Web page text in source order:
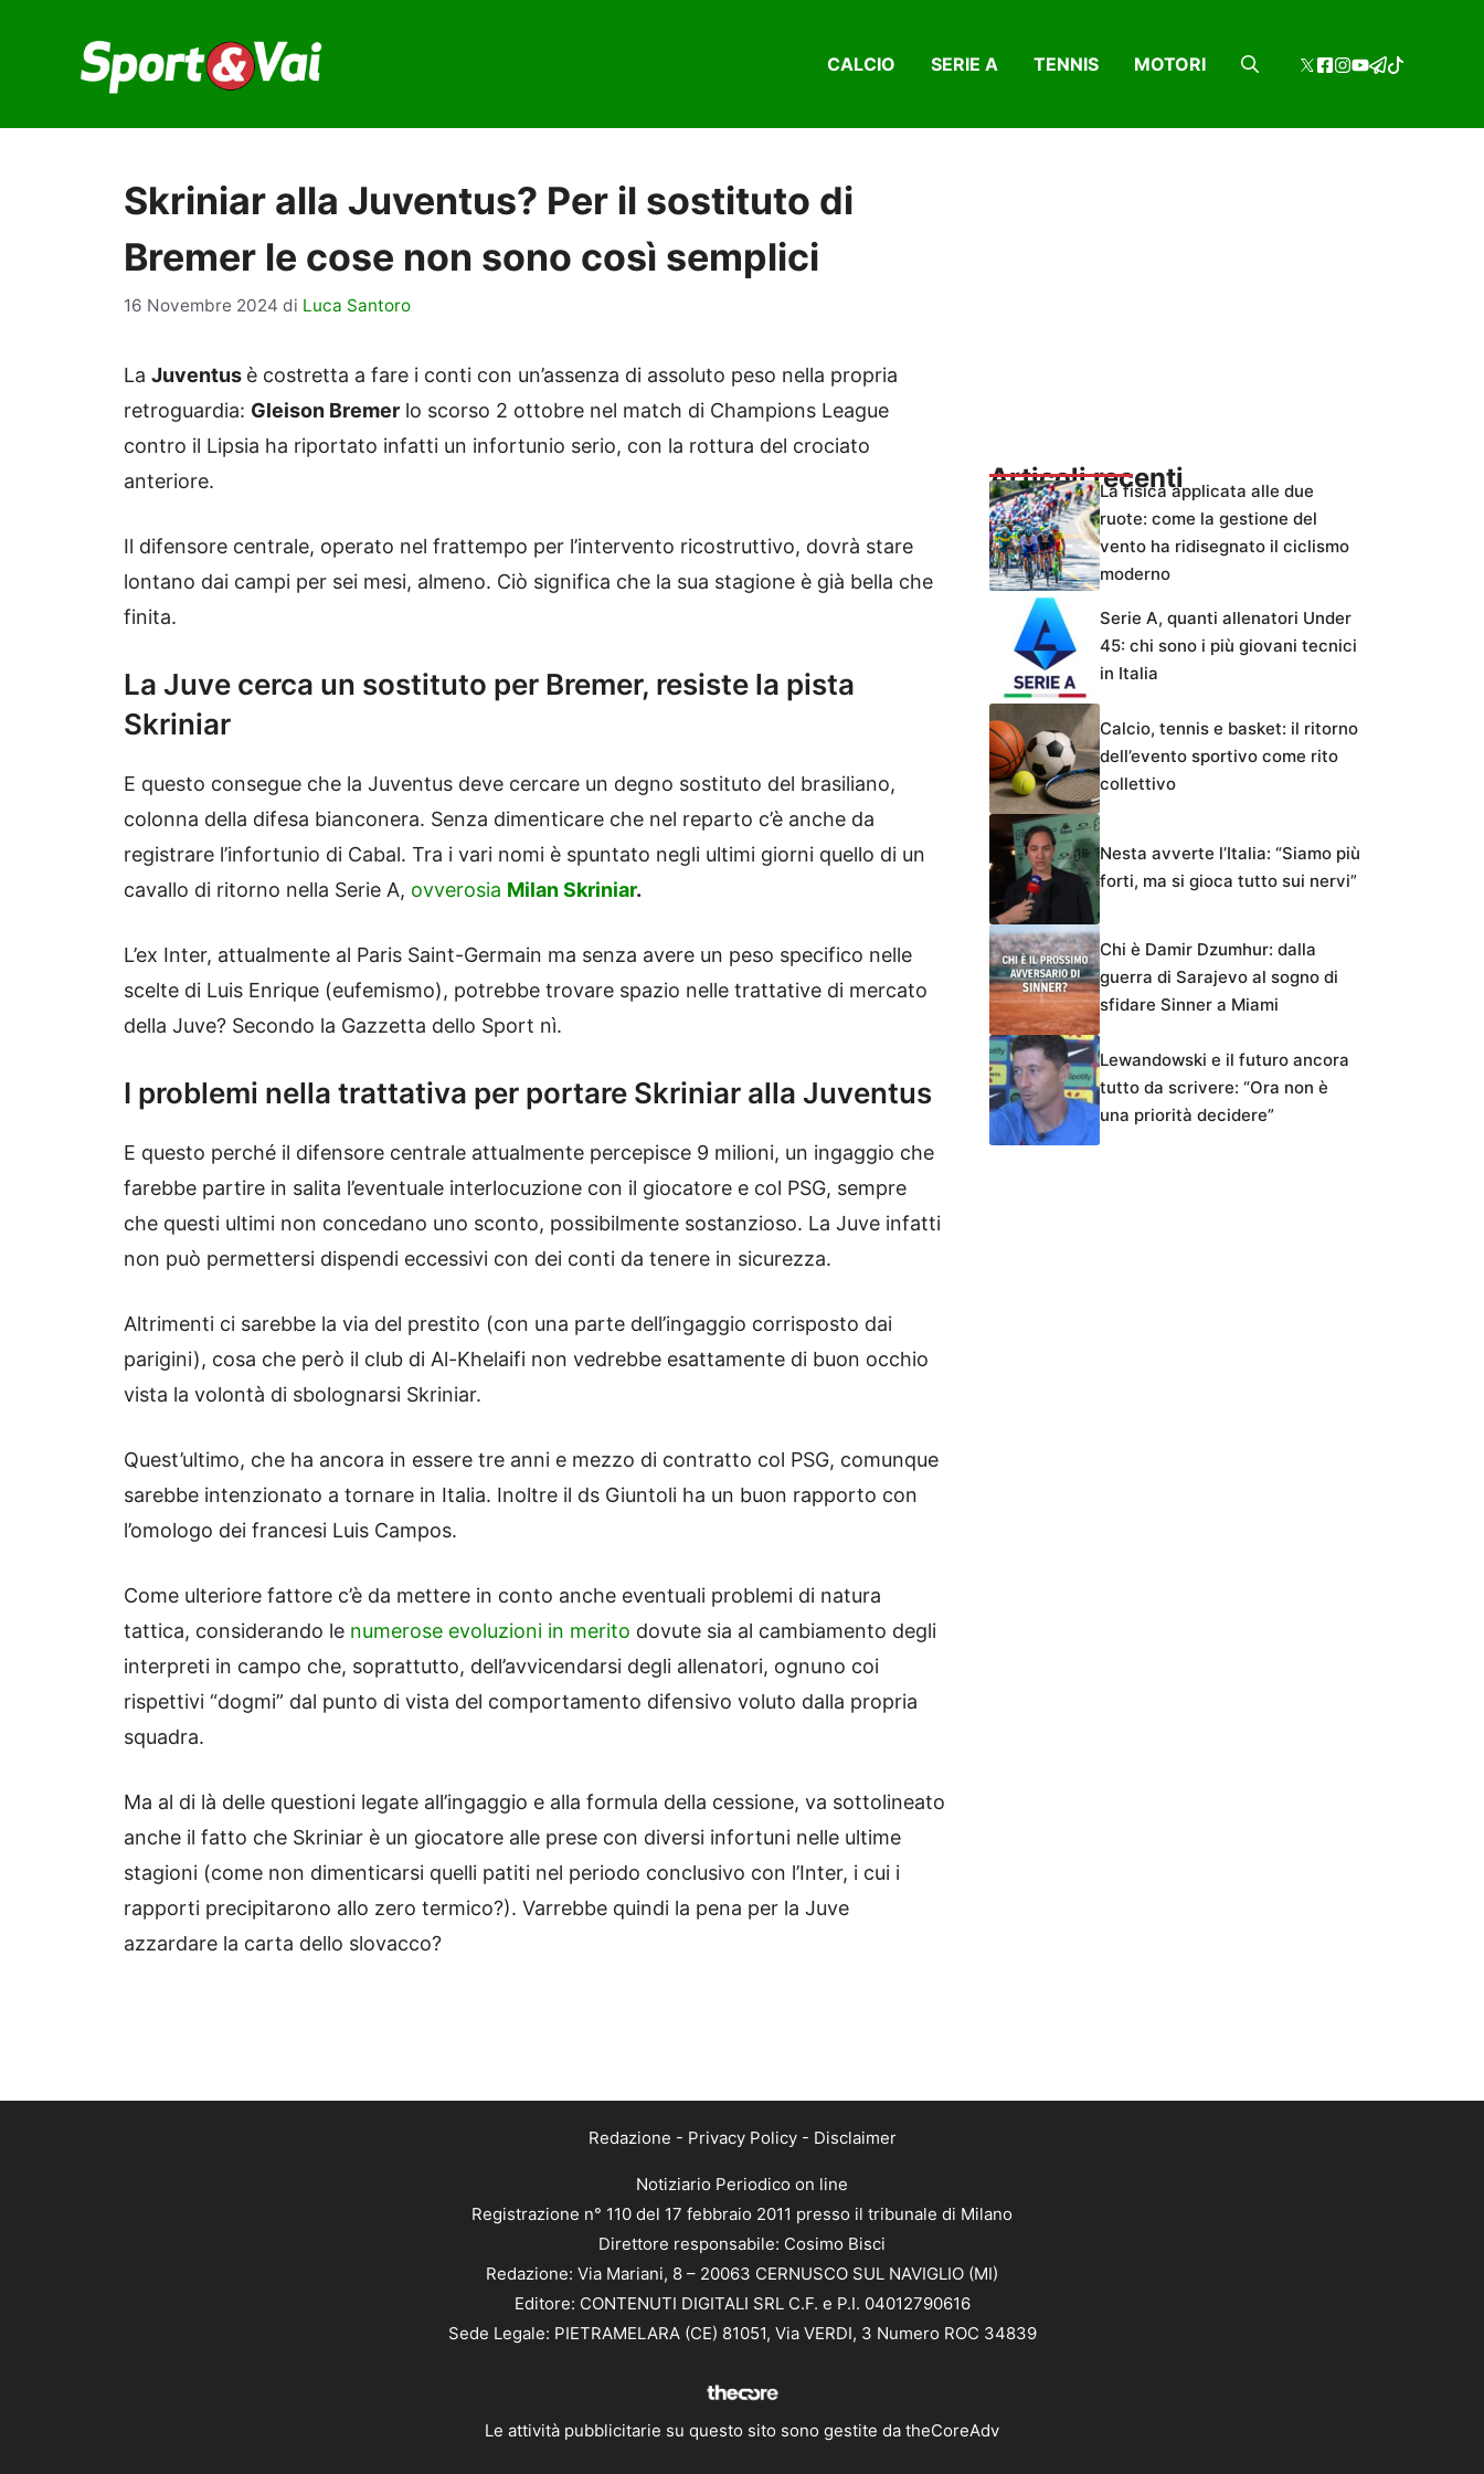
contenuto
CALCIO SERIE A TENNIS MOTORI
Skriniar alla Juventus? Per il sostituto di
Bremer le cose non sono così semplici
16 Novembre 2024 di Luca Santoro
La Juventus è costretta a fare i conti con un’assenza di assoluto peso nella propria
retroguardia: Gleison Bremer lo scorso 2 ottobre nel match di Champions League
contro il Lipsia ha riportato infatti un infortunio serio, con la rottura del crociato
anteriore.
Il difensore centrale, operato nel frattempo per l’intervento ricostruttivo, dovrà stare
lontano dai campi per sei mesi, almeno. Ciò significa che la sua stagione è già bella che
finita.
La Juve cerca un sostituto per Bremer, resiste la pista
Skriniar
E questo consegue che la Juventus deve cercare un degno sostituto del brasiliano,
colonna della difesa bianconera. Senza dimenticare che nel reparto c’è anche da
registrare l’infortunio di Cabal. Tra i vari nomi è spuntato negli ultimi giorni quello di un
cavallo di ritorno nella Serie A, ovverosia Milan Skriniar.
L’ex Inter, attualmente al Paris Saint-Germain ma senza avere un peso specifico nelle
scelte di Luis Enrique (eufemismo), potrebbe trovare spazio nelle trattative di mercato
della Juve? Secondo la Gazzetta dello Sport nì.
I problemi nella trattativa per portare Skriniar alla Juventus
E questo perché il difensore centrale attualmente percepisce 9 milioni, un ingaggio che
farebbe partire in salita l’eventuale interlocuzione con il giocatore e col PSG, sempre
che questi ultimi non concedano uno sconto, possibilmente sostanzioso. La Juve infatti
non può permettersi dispendi eccessivi con dei conti da tenere in sicurezza.
Altrimenti ci sarebbe la via del prestito (con una parte dell’ingaggio corrisposto dai
parigini), cosa che però il club di Al-Khelaifi non vedrebbe esattamente di buon occhio
vista la volontà di sbolognarsi Skriniar.
Quest’ultimo, che ha ancora in essere tre anni e mezzo di contratto col PSG, comunque
sarebbe intenzionato a tornare in Italia. Inoltre il ds Giuntoli ha un buon rapporto con
l’omologo dei francesi Luis Campos.
Come ulteriore fattore c’è da mettere in conto anche eventuali problemi di natura
tattica, considerando le numerose evoluzioni in merito dovute sia al cambiamento degli
interpreti in campo che, soprattutto, dell’avvicendarsi degli allenatori, ognuno coi
rispettivi “dogmi” dal punto di vista del comportamento difensivo voluto dalla propria
squadra.
Ma al di là delle questioni legate all’ingaggio e alla formula della cessione, va sottolineato
anche il fatto che Skriniar è un giocatore alle prese con diversi infortuni nelle ultime
stagioni (come non dimenticarsi quelli patiti nel periodo conclusivo con l’Inter, i cui i
rapporti precipitarono allo zero termico?). Varrebbe quindi la pena per la Juve
azzardare la carta dello slovacco?
Articoli recentiLa fisica applicata alle due
ruote: come la gestione del
vento ha ridisegnato il ciclismo
moderno
Serie A, quanti allenatori Under
45: chi sono i più giovani tecnici
in Italia
Calcio, tennis e basket: il ritorno
dell’evento sportivo come rito
collettivo
Nesta avverte l’Italia: “Siamo più
forti, ma si gioca tutto sui nervi”
Chi è Damir Dzumhur: dalla
guerra di Sarajevo al sogno di
sfidare Sinner a Miami
Lewandowski e il futuro ancora
tutto da scrivere: “Ora non è
una priorità decidere”
Redazione - Privacy Policy- Disclaimer
Notiziario Periodico on line
Registrazione n° 110 del 17 febbraio 2011 presso il tribunale di Milano
Direttore responsabile: Cosimo Bisci
Redazione: Via Mariani, 8 – 20063 CERNUSCO SUL NAVIGLIO (MI)
Editore: CONTENUTI DIGITALI SRL C.F. e P.I. 04012790616
Sede Legale: PIETRAMELARA (CE) 81051, Via VERDI, 3 Numero ROC 34839
Le attività pubblicitarie su questo sito sono gestite da theCoreAdv